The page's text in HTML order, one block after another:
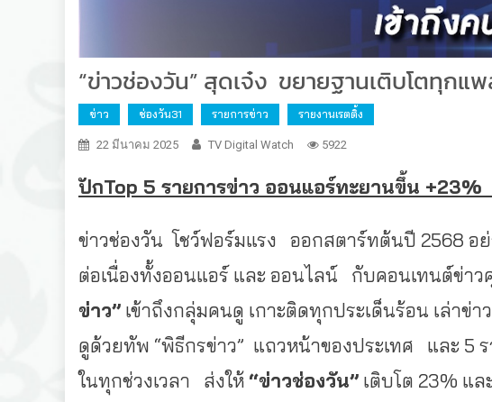
“ข่าวช่องวัน” สุดเจ๋ง ขยายฐานเติบโตทุกแ
ข่าว ช่องวัน31 รายการข่าว รายงานเรตติ้ง
22 มีนาคม 2025 TV Digital Watch 5922
ปักTop 5 รายการข่าว ออนแอร์ทะยานขึ้น
ข่าวช่องวัน โชว์ฟอร์มแรง ออกสตาร์ทต้นปี 2568 อ
ต่อเนื่องทั้งออนแอร์ และ ออนไลน์ กับคอนเทนต์ข่า
ข่าว” เข้าถึงกลุ่มคนดู เกาะติดทุกประเด็นร้อน เล่าข่
ดูด้วยทัพ “พิธีกรข่าว” แถวหน้าของประเทศ และ 5
ในทุกช่วงเวลา ส่งให้ “ข่าวช่องวัน” เติบโต 23% แ